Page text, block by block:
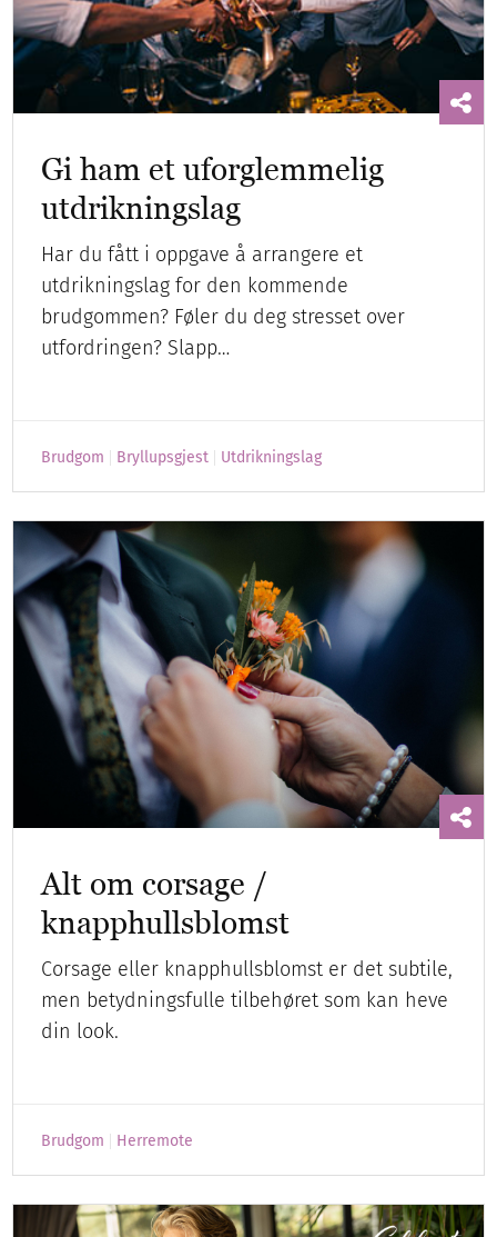
Gi ham et uforglemmelig
utdrikningslag
Har du fått i oppgave å arrangere et
utdrikningslag for den kommende
brudgommen? Føler du deg stresset over
utfordringen? Slapp…
Brudgom Bryllupsgjest Utdrikningslag
Alt om corsage /
knapphullsblomst
Corsage eller knapphullsblomst er det subtile,
men betydningsfulle tilbehøret som kan heve
din look.
Brudgom Herremote